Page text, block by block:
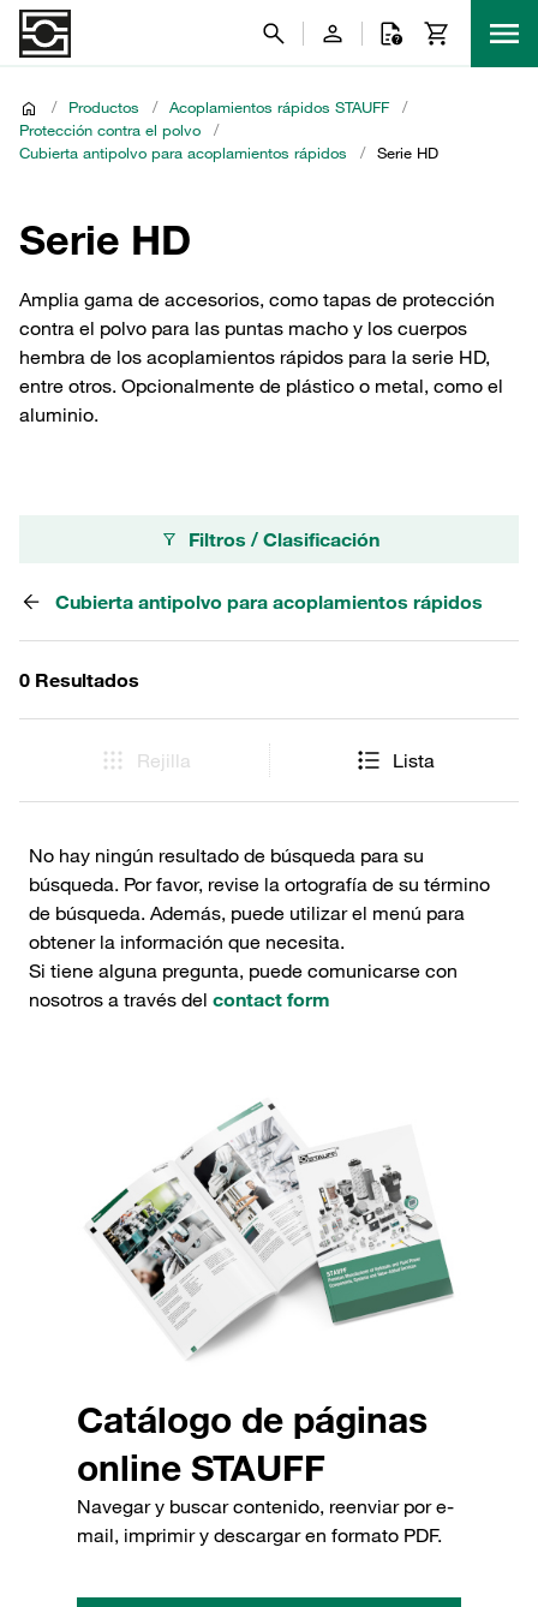
/ Productos / Acoplamientos rápidos STAUFF
/
Protección contra el polvo
/
Cubierta antipolvo para acoplamientos rápidos
/ Serie HD
Serie HD
Amplia gama de accesorios, como tapas de protección
contra el polvo para las puntas macho y los cuerpos
hembra de los acoplamientos rápidos para la serie HD,
entre otros. Opcionalmente de plástico o metal, como el
aluminio.
Filtros / Clasificación
Cubierta antipolvo para acoplamientos rápidos
0 Resultados
Rejilla Lista
No hay ningún resultado de búsqueda para su
búsqueda. Por favor, revise la ortografía de su término
de búsqueda. Además, puede utilizar el menú para
obtener la información que necesita.
Si tiene alguna pregunta, puede comunicarse con
nosotros a través del contact form
Catálogo de páginas
online STAUFF
Navegar y buscar contenido, reenviar por e-
mail, imprimir y descargar en formato PDF.